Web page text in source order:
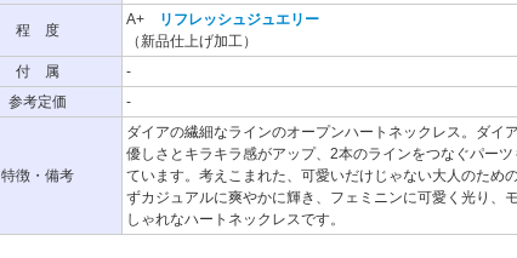
程 度
A+
リフレッシュジュエリー
（新品仕上げ加工）
付 属
-
参考定価
-
特徴・備考
ダイアの繊細なラインのオープンハートネックレス。ダイ
優しさとキラキラ感がアップ、2本のラインをつなぐパー
ています。考えこまれた、可愛いだけじゃない大人のため
ずカジュアルに爽やかに輝き、フェミニンに可愛く光り、
しゃれなハートネックレスです。